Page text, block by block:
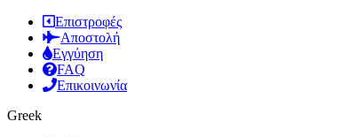
Επιστροφές
Αποστολή
Εγγύηση
FAQ
Επικοινωνία
Greek